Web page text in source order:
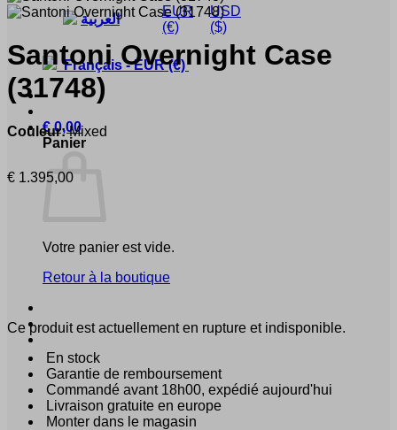
العربية
EUR
(€)
USD
($)
Français-EUR (€)
€0,00
Panier
Votre panier est vide.
Retour à la boutique
SantoniOvernight Case
(31748)
Couleur:Mixed
€ 1.395,00
Ce produit est actuellement en rupture et indisponible.
En stock
Garantie de remboursement
Commandé avant 18h00, expédié aujourd'hui
Livraison gratuite en europe
Monter dans le magasin